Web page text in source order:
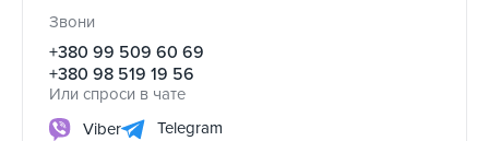
Звони
+380 99 509 60 69
+380 98 519 19 56
Или спроси в чате
Viber
Telegram